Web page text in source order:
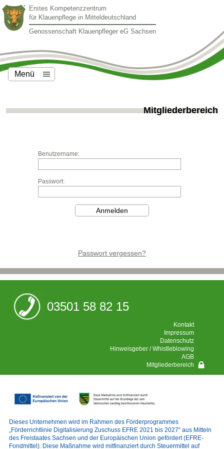
Erstes Kompetenzzentrum
für Klauenpflege in Mitteldeutschland
Genossenschaft Klauenpfleger eG Sachsen
Menü
Mitgliederbereich
Benutzername:
Passwort:
Passwort vergessen?
03501 58 82 15
Kontakt
Impressum
Datenschutz
Hinweisgeber / Whistleblowing
AGB
Mitgliederbereich
Dieses Unternehmen wird im Rahmen des Förderprogrammes
„Förderrichtlinie Digitalisierung Zuschuss EFRE 2021 bis 2027“ aus Mitteln
des Freistaates Sachsen und der Europäischen Union gefördert (EFRE-
Fondmittel). Diese Maßnahme wird mitfinanziert durch Steuermittel auf
powered by webEdition CMS